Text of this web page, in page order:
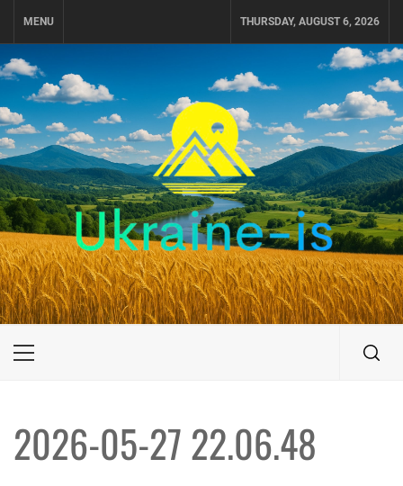
MENU THURSDAY, AUGUST 6, 2026
UKRAINE-IS
ПОДОРОЖI ПО УКРАЇНІ
Primary
2026-05-27 22.06.48